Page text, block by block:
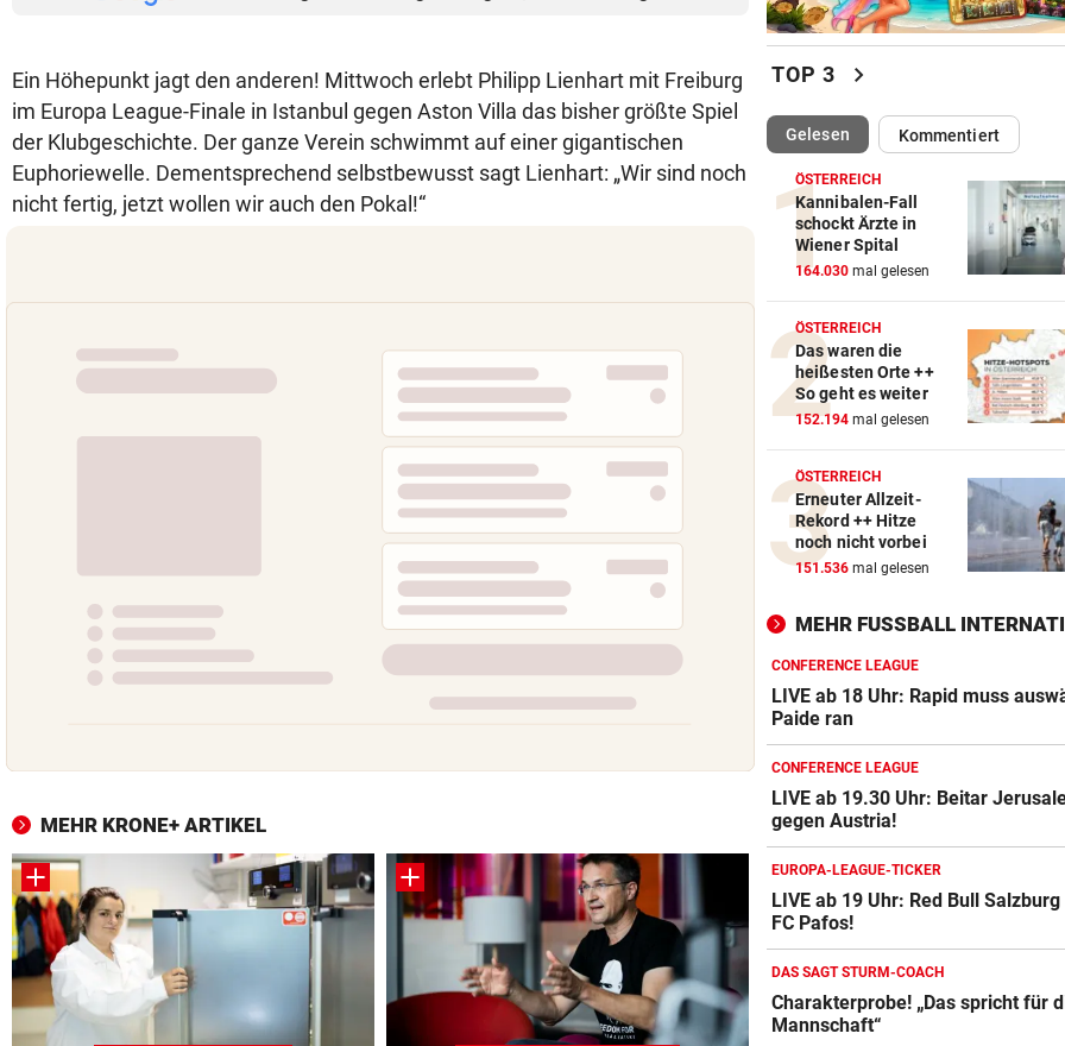
Ein Höhepunkt jagt den anderen! Mittwoch erlebt Philipp Lienhart mit Freiburg
im Europa League-Finale in Istanbul gegen Aston Villa das bisher größte Spiel
der Klubgeschichte. Der ganze Verein schwimmt auf einer gigantischen
Euphoriewelle. Dementsprechend selbstbewusst sagt Lienhart: „Wir sind noch
nicht fertig, jetzt wollen wir auch den Pokal!“
MEHR KRONE+ ARTIKEL
TOP 3 chevron_right
Gelesen(ausgewählt)Kommentiert
ÖSTERREICH
Kannibalen-Fall
schockt Ärzte in
Wiener Spital
164.030 mal gelesen
ÖSTERREICH
Das waren die
heißesten Orte ++
So geht es weiter
152.194 mal gelesen
ÖSTERREICH
Erneuter Allzeit-
Rekord ++ Hitze
noch nicht vorbei
151.536 mal gelesen
MEHR FUSSBALL
CONFERENCE LEAGUE
LIVE ab 18 Uhr: Rapid muss
Paide ran
CONFERENCE LEAGUE
LIVE ab 19.30 Uhr: Beitar
gegen Austria!
EUROPA-LEAGUE-TICKER
LIVE ab 19 Uhr: Red Bull
FC Pafos!
DAS SAGT STURM-COACH
Charakterprobe! „Das spricht für
Mannschaft“